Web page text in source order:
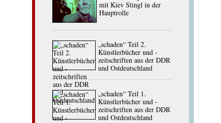
mit Kiev Stingl in der
Hauptrolle
„schaden“ Teil 2.
Künstlerbücher und -
zeitschriften aus der DDR
und Ostdeutschland
„schaden“ Teil 1.
Künstlerbücher und -
zeitschriften aus der DDR
und Ostdeutschland